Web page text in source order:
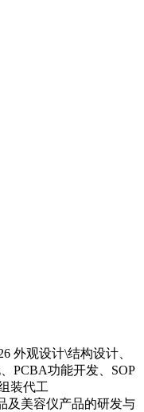
外观设计\结构设计、
PCBA功能开发、SOP
装代工
及美容仪产品的研发与